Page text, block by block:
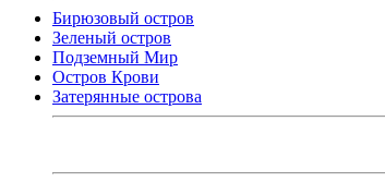
Бирюзовый остров
Зеленый остров
Подземный Мир
Остров Крови
Затерянные острова